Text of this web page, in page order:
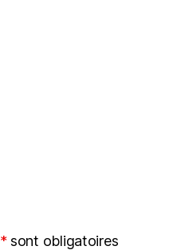
*sont obligatoires